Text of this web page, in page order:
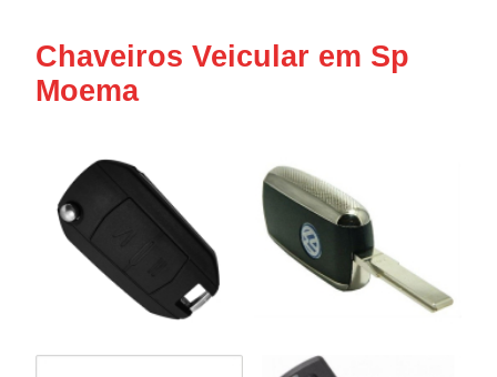
Chaveiros Veicular em Sp
Moema